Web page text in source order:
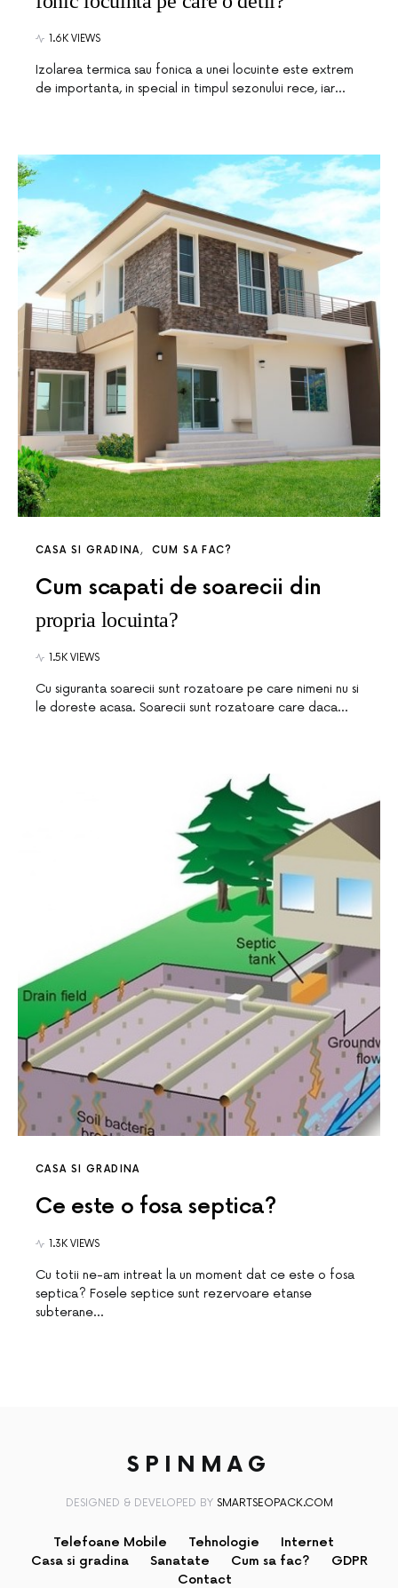
1.6K VIEWS
Izolarea termica sau fonica a unei locuinte este extrem
de importanta, in special in timpul sezonului rece, iar…
CASA SI GRADINA CUM SA FAC?
Cum scapati de soarecii din
propria locuinta?
1.5K VIEWS
Cu siguranta soarecii sunt rozatoare pe care nimeni nu si
le doreste acasa. Soarecii sunt rozatoare care daca…
CASA SI GRADINA
Ce este o fosa septica?
1.3K VIEWS
Cu totii ne-am intreat la un moment dat ce este o fosa
septica? Fosele septice sunt rezervoare etanse
subterane…
SPINMAG
DESIGNED & DEVELOPED BY SMARTSEOPACK.COM
Telefoane Mobile Tehnologie
Internet
Casa si gradina
Sanatate Cum sa fac?
GDPR
Contact